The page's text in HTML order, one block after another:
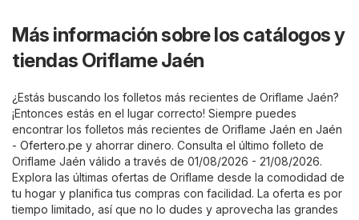
Más información sobre los catálogos y
tiendas Oriflame Jaén
¿Estás buscando los folletos más recientes de Oriflame Jaén?
¡Entonces estás en el lugar correcto! Siempre puedes
encontrar los folletos más recientes de Oriflame Jaén en Jaén
- Ofertero.pe y ahorrar dinero. Consulta el último folleto de
Oriflame Jaén válido a través de 01/08/2026 - 21/08/2026.
Explora las últimas ofertas de Oriflame desde la comodidad de
tu hogar y planifica tus compras con facilidad. La oferta es por
tiempo limitado, así que no lo dudes y aprovecha las grandes